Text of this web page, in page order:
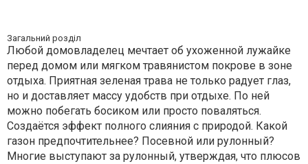
Загальний розділ
Любой домовладелец мечтает об ухоженной лужайке
перед домом или мягком травянистом покрове в зоне
отдыха. Приятная зеленая трава не только радует глаз,
но и доставляет массу удобств при отдыхе. По ней
можно побегать босиком или просто поваляться.
Создаётся эффект полного слияния с природой. Какой
газон предпочтительнее? Посевной или рулонный?
Многие выступают за рулонный, утверждая, что плюсов